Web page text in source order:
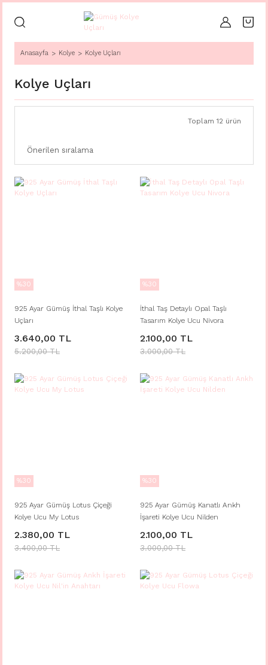
Anasayfa Kolye Kolye Uçları
Kolye Uçları
Toplam 12 ürün
%30
925 Ayar Gümüş İthal Taşlı Kolye
Uçları
3.640,00 TL
5.200,00 TL
%30
İthal Taş Detaylı Opal Taşlı
Tasarım Kolye Ucu Nivora
2.100,00 TL
3.000,00 TL
%30
925 Ayar Gümüş Lotus Çiçeği
Kolye Ucu My Lotus
2.380,00 TL
3.400,00 TL
%30
925 Ayar Gümüş Kanatlı Ankh
İşareti Kolye Ucu Nilden
2.100,00 TL
3.000,00 TL